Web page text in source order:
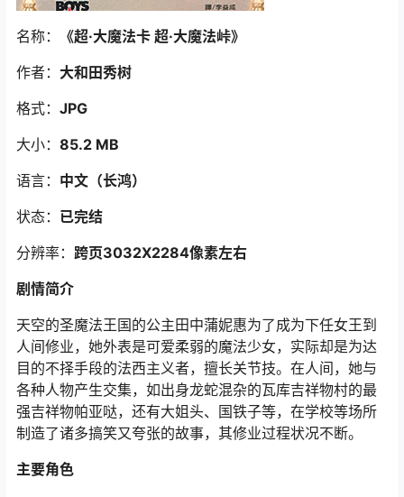
名称：
《超·大魔法卡 超·大魔法峠》
作者： 大和田秀树
格式： JPG
大小： 85.2 MB
语言： 中文（长鸿）
状态： 已完结
分辨率： 跨页3032X2284像素左右
剧情简介
天空的圣魔法王国的公主田中蒲妮惠为了成为下任女王到
人间修业，她外表是可爱柔弱的魔法少女，实际却是为达
目的不择手段的法西主义者，擅长关节技。在人间，她与
各种人物产生交集，如出身龙蛇混杂的瓦库吉祥物村的最
强吉祥物帕亚哒，还有大姐头、国铁子等，在学校等场所
制造了诸多搞笑又夸张的故事，其修业过程状况不断。
主要角色